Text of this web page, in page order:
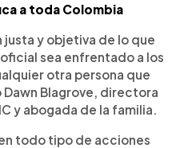
a toda Colombia
justa y objetiva de lo que
sea enfrentado a los
otra persona que
Blagrove, directora
y abogada de la familia.
todo tipo de acciones